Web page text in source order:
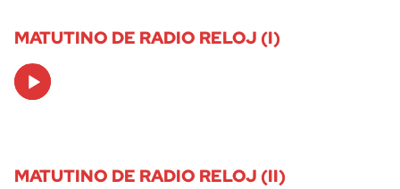
MATUTINO DE RADIO RELOJ (I)
Audio
Player
MATUTINO DE RADIO RELOJ (II)